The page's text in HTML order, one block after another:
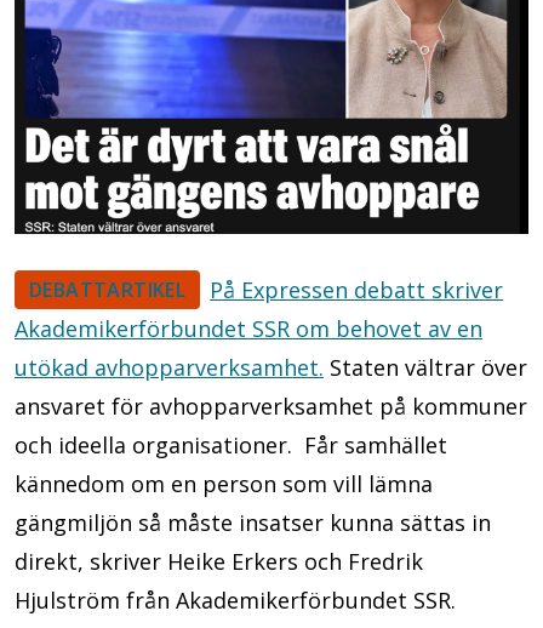
DEBATTARTIKEL
På Expressen debatt skriver
Akademikerförbundet SSR om behovet av en
utökad avhopparverksamhet. Staten vältrar över
ansvaret för avhopparverksamhet på kommuner
och ideella organisationer. Får samhället
kännedom om en person som vill lämna
gängmiljön så måste insatser kunna sättas in
direkt, skriver Heike Erkers och Fredrik
Hjulström från Akademikerförbundet SSR.